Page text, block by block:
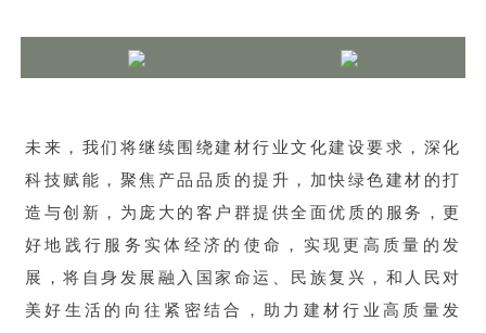
未来，我们将继续围绕建材行业文化建设要求，深化
科技赋能，聚焦产品品质的提升，加快绿色建材的打
造与创新，为庞大的客户群提供全面优质的服务，更
好地践行服务实体经济的使命，实现更高质量的发
展，将自身发展融入国家命运、民族复兴，和人民对
美好生活的向往紧密结合，助力建材行业高质量发